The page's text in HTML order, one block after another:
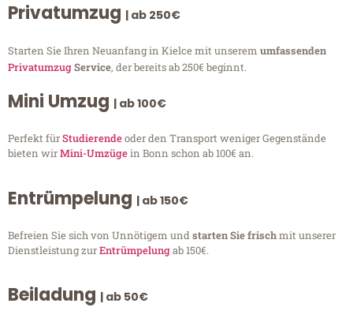
Privatumzug | ab 250€
Starten Sie Ihren Neuanfang in Kielce mit unserem umfassenden
PrivatumzugService, der bereits ab 250€ beginnt.
Mini Umzug | ab 100€
Perfekt fürStudierendeoder den Transport weniger Gegenstände
bieten wirMini-Umzügein Bonn schon ab 100€ an.
Entrümpelung | ab 150€
Befreien Sie sich von Unnötigem undstarten Sie frischmit unserer
Dienstleistung zurEntrümpelungab 150€.
Beiladung | ab 50€